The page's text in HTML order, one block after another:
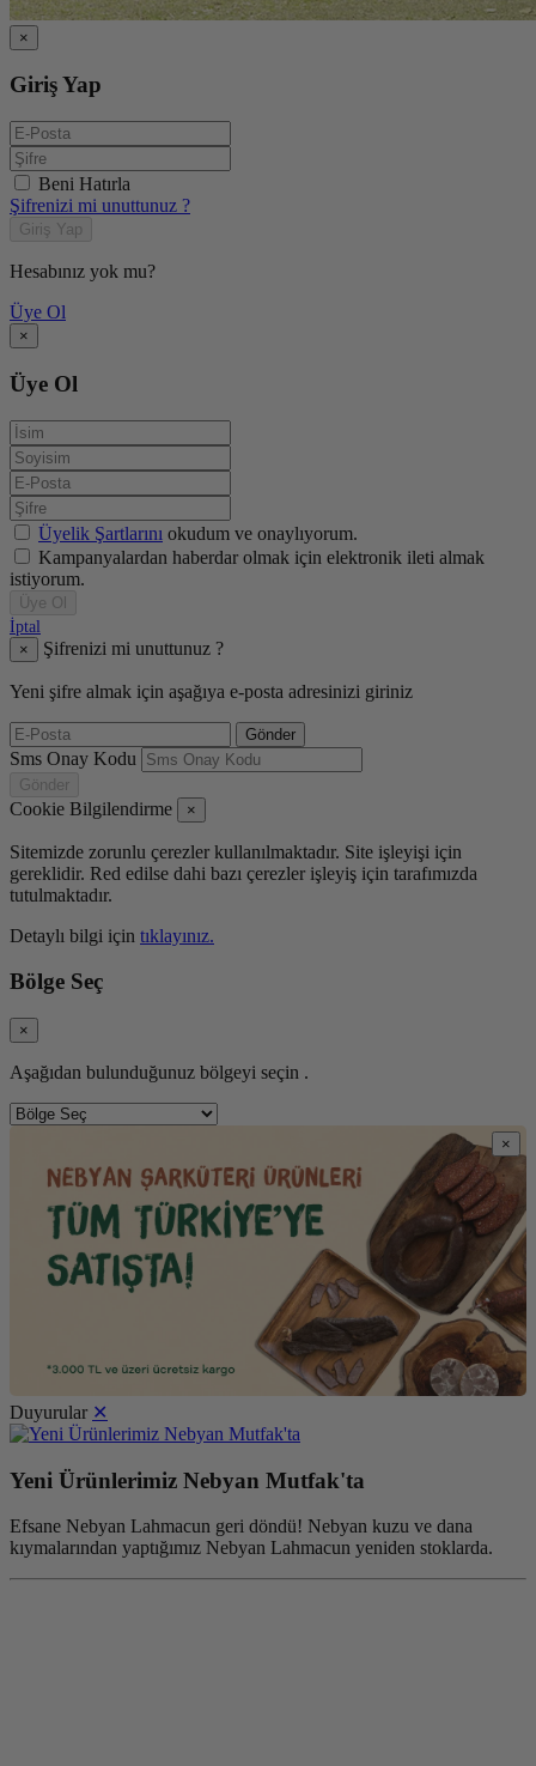
×
Giriş Yap
Beni Hatırla
Şifrenizi mi unuttunuz ?
Giriş Yap
Hesabınız yok mu?
Üye Ol
×
Üye Ol
Üyelik Şartlarını okudum ve onaylıyorum.
Kampanyalardan haberdar olmak için elektronik ileti almak
istiyorum.
Üye Ol
İptal
×
Şifrenizi mi unuttunuz ?
Yeni şifre almak için aşağıya e-posta adresinizi giriniz
Gönder
Sms Onay Kodu
Gönder
Cookie Bilgilendirme ×
Sitemizde zorunlu çerezler kullanılmaktadır. Site işleyişi için
gereklidir. Red edilse dahi bazı çerezler işleyiş için tarafımızda
tutulmaktadır.
Detaylı bilgi için tıklayınız.
Bölge Seç
×
Aşağıdan bulunduğunuz bölgeyi seçin .
×
Duyurular ✕
Yeni Ürünlerimiz Nebyan Mutfak'ta
Efsane Nebyan Lahmacun geri döndü! Nebyan kuzu ve dana
kıymalarından yaptığımız Nebyan Lahmacun yeniden stoklarda.